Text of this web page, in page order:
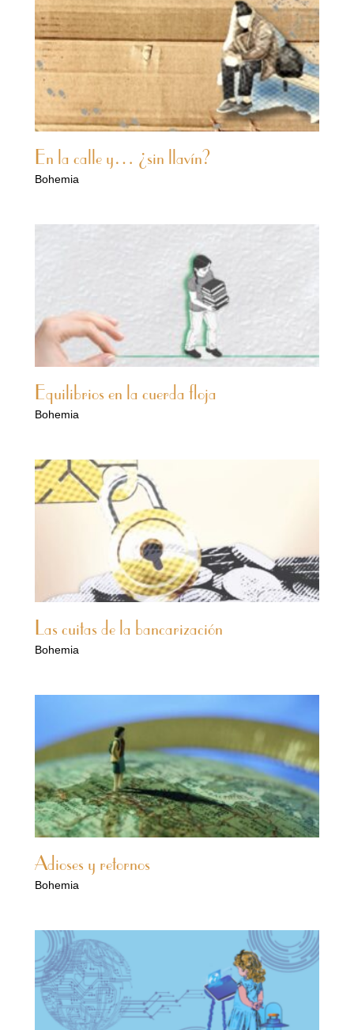
En la calle y… ¿sin llavín?
Bohemia
Equilibrios en la cuerda floja
Bohemia
Las cuitas de la bancarización
Bohemia
Adioses y retornos
Bohemia